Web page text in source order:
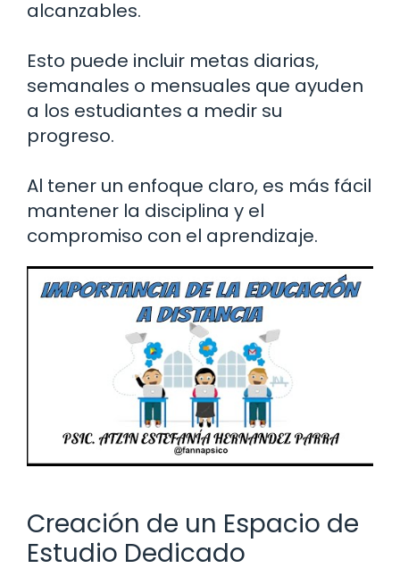
alcanzables.
Esto puede incluir metas diarias,
semanales o mensuales que ayuden
a los estudiantes a medir su
progreso.
Al tener un enfoque claro, es más fácil
mantener la disciplina y el
compromiso con el aprendizaje.
Creación de un Espacio de
Estudio Dedicado